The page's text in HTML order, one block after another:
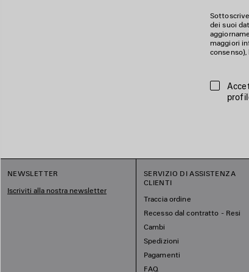
dei suoi
maggiori
NEWSLETTER
Iscriviti alla nostra newsletter
SERVIZIO DI ASSISTENZA
CLIENTI
Traccia ordine
Recesso dal contratto - Resi
Cambi
Spedizioni
Pagamenti
FAQ